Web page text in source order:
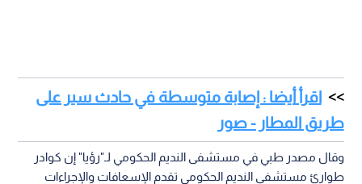
اقرأ أيضا : إصابة متوسطة في حادث سير على
طريق المطار - صور
وقال مصدر طبي في مستشفى النديم الحكومي لـ"رؤيا" إن كوادر
طوارئ مستشفى النديم الحكومي تقدم الإسعافات والإجراءات